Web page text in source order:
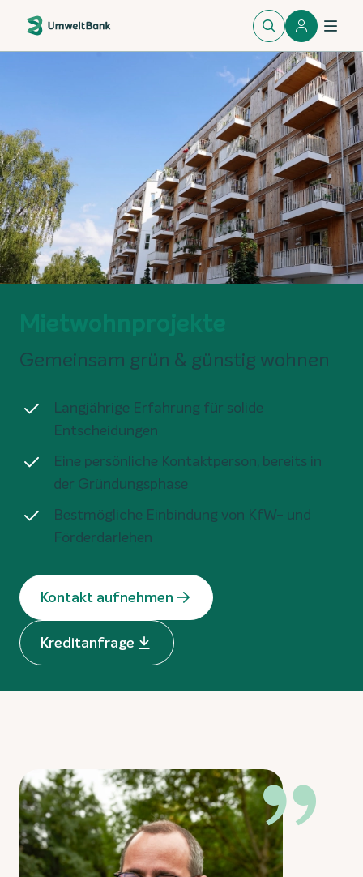
Mietwohnprojekte
Gemeinsam grün & günstig wohnen
Langjährige Erfahrung für solide
Entscheidungen
Eine persönliche Kontaktperson, bereits in
der Gründungsphase
Bestmögliche Einbindung von KfW- und
Förderdarlehen
Kontakt aufnehmen
Kreditanfrage